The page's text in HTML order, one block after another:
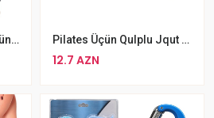
Onurğa Problemləri Üçün Masaj Funksiyalı Balans Topu Dikanlı Şar Masaj Diski Pilates Üçün Qulplu Jqut Mavi Rengli Rezin Jqut
12.7 AZN